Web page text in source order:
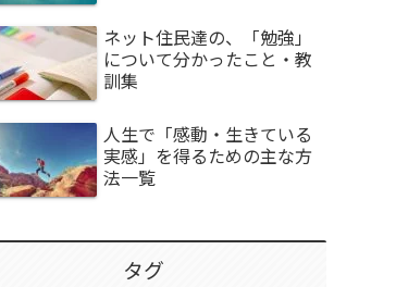
ネット住民達の、「勉強」
について分かったこと・教
訓集
人生で「感動・生きている
実感」を得るための主な方
法一覧
タグ